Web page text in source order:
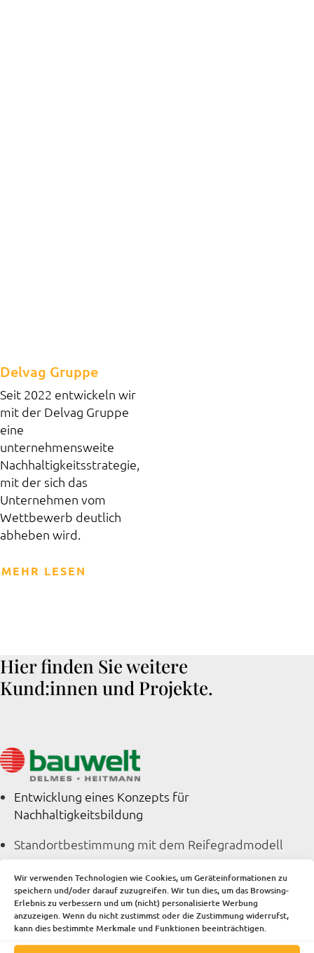
Wir verwenden Technologien wie Cookies, um Geräteinformationen zu
speichern und/oder darauf zuzugreifen. Wir tun dies, um das Browsing-
Erlebnis zu verbessern und um (nicht) personalisierte Werbung
anzuzeigen. Wenn du nicht zustimmst oder die Zustimmung widerrufst,
kann dies bestimmte Merkmale und Funktionen beeinträchtigen.
Delvag Gruppe
Seit 2022 entwickeln wir
mit der Delvag Gruppe
eine
unternehmensweite
Nachhaltigkeitsstrategie,
mit der sich das
Unternehmen vom
Wettbewerb deutlich
abheben wird.
MEHR LESEN
Hier finden Sie weitere
Kund:innen und Projekte.
Entwicklung eines Konzepts für
Nachhaltigkeitsbildung
Standortbestimmung mit dem Reifegradmodell
Treibhausgasbilanz
Nachhaltigkeitsstrategie